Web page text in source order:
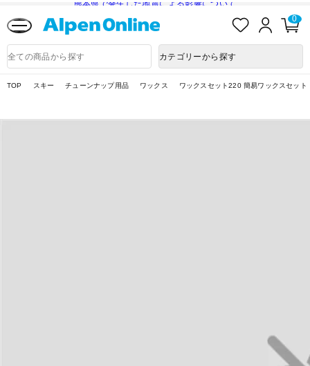
熊本県で発生した地震による影響について
入
ロ
ン
0
品
検
カテゴリーから探す
TOP スキー チューンナップ用品 ワックス ワックスセット220 簡易ワックスセット